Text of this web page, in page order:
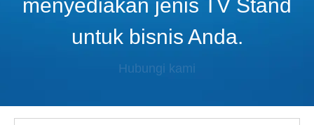
menyediakan jenis TV Stand
untuk bisnis Anda.
Hubungi kami